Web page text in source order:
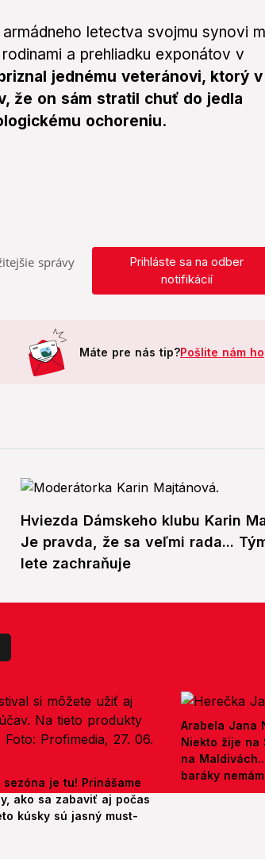
letectva svojmu synovi
a prehliadku exponátov v
jednému veteránovi, ktorý v
že on sám stratil chuť do jedla
ochoreniu.
správy
Prihláste sa na odber
notifikácií
Máte pre nás tip?Pošlite nám ho
Hviezda Dámskeho klubu Karin
Je pravda, že sa veľmi rada...
lete zachraňuje
sezóna je tu! Prinášame
ako sa zabaviť aj počas
kúsky sú jasný must-
Arabela Jana
Niekto žije na
na
baráky